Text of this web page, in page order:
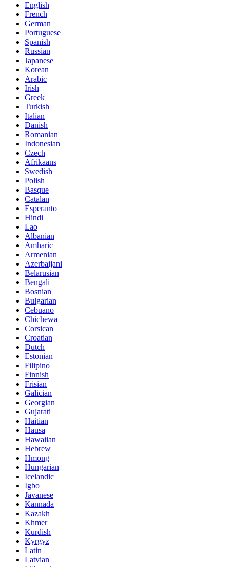
English
French
German
Portuguese
Spanish
Russian
Japanese
Korean
Arabic
Irish
Greek
Turkish
Italian
Danish
Romanian
Indonesian
Czech
Afrikaans
Swedish
Polish
Basque
Catalan
Esperanto
Hindi
Lao
Albanian
Amharic
Armenian
Azerbaijani
Belarusian
Bengali
Bosnian
Bulgarian
Cebuano
Chichewa
Corsican
Croatian
Dutch
Estonian
Filipino
Finnish
Frisian
Galician
Georgian
Gujarati
Haitian
Hausa
Hawaiian
Hebrew
Hmong
Hungarian
Icelandic
Igbo
Javanese
Kannada
Kazakh
Khmer
Kurdish
Kyrgyz
Latin
Latvian